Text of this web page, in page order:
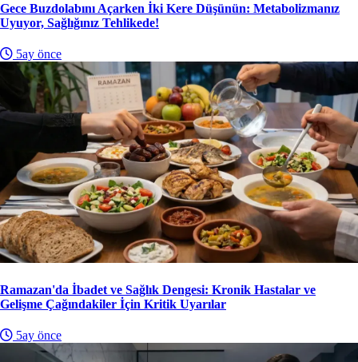
Gece Buzdolabını Açarken İki Kere Düşünün: Metabolizmanız
Uyuyor, Sağlığınız Tehlikede!
5ay önce
Ramazan'da İbadet ve Sağlık Dengesi: Kronik Hastalar ve
Gelişme Çağındakiler İçin Kritik Uyarılar
5ay önce